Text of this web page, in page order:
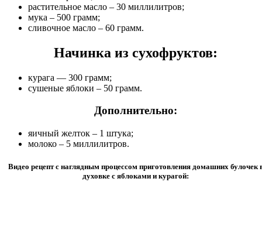
растительное масло – 30 миллилитров;
мука – 500 грамм;
сливочное масло – 60 грамм.
Начинка из сухофруктов:
курага — 300 грамм;
сушеные яблоки – 50 грамм.
Дополнительно:
яичный желток – 1 штука;
молоко – 5 миллилитров.
Видео рецепт с наглядным процессом приготовления домашних булочек
духовке с яблоками и курагой: